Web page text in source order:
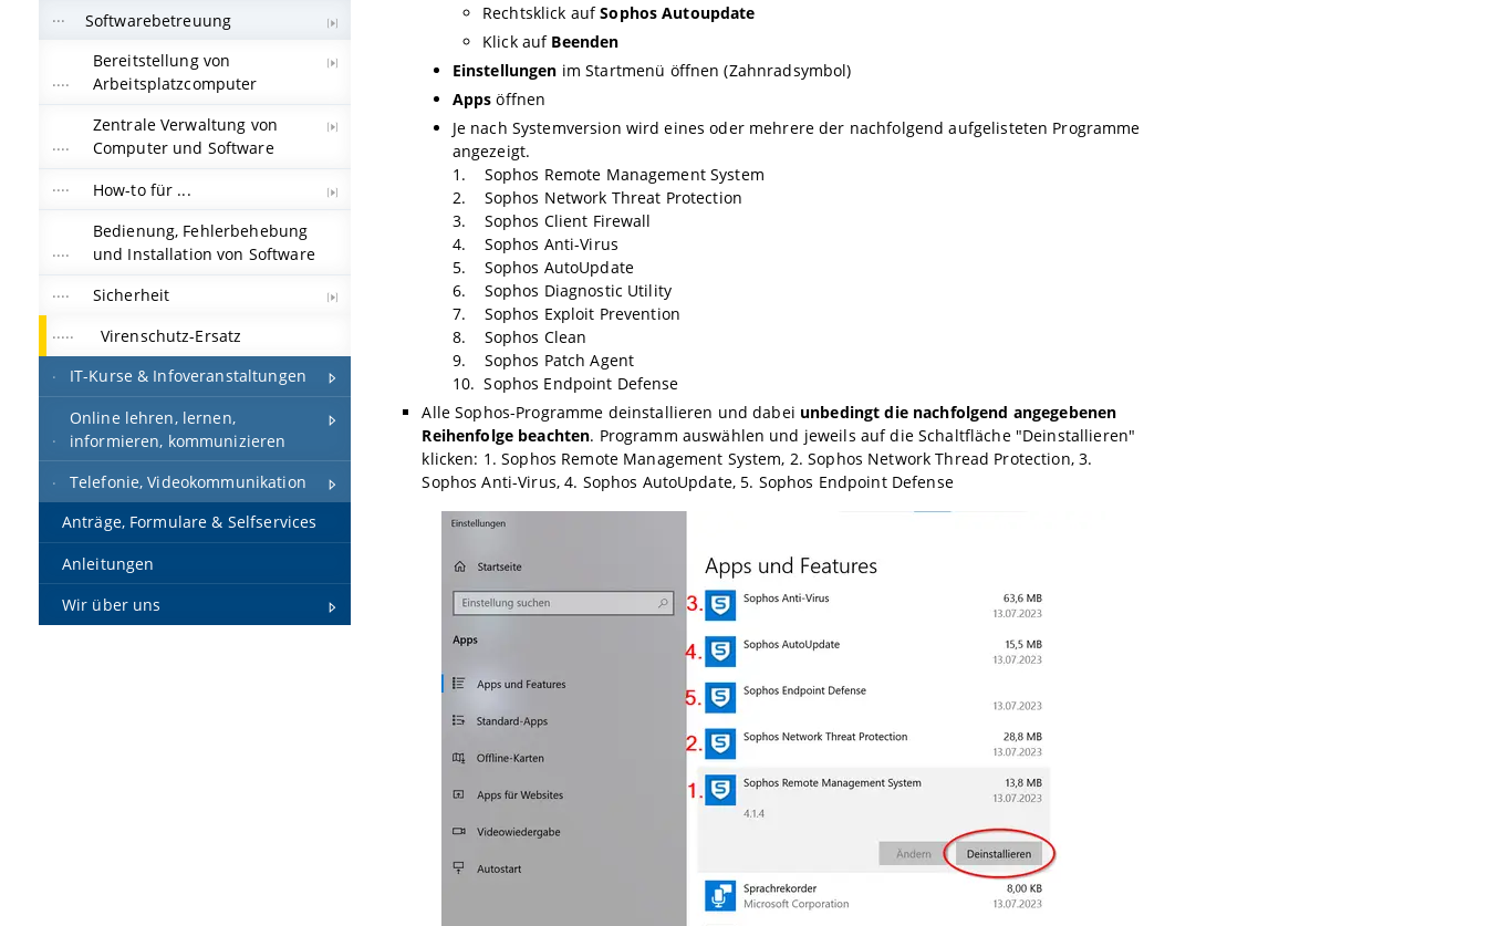
Softwarebetreuung
Bereitstellung von
Arbeitsplatzcomputer
Zentrale Verwaltung von
Computer und Software
How-to für ...
Bedienung, Fehlerbehebung
und Installation von Software
Sicherheit
Virenschutz-Ersatz
IT-Kurse & Infoveranstaltungen
Online lehren, lernen,
informieren, kommunizieren
Telefonie, Videokommunikation
Anträge, Formulare & Selfservices
Anleitungen
Wir über uns
Rechtsklick aufSophos Autoupdate
Klick auf Beenden
Einstellungen im Startmenü öffnen (Zahnradsymbol)
Apps öffnen
Je nach Systemversion wird eines oder mehrere der nachfolgend aufgelisteten Programme
angezeigt.
1. Sophos Remote Management System
2. Sophos Network Threat Protection
3. Sophos Client Firewall
4. Sophos Anti-Virus
5. Sophos AutoUpdate
6. Sophos Diagnostic Utility
7. Sophos Exploit Prevention
8. Sophos Clean
9. Sophos Patch Agent
10. Sophos Endpoint Defense
Alle Sophos-Programme deinstallieren und dabei unbedingt die nachfolgend angegebenen
Reihenfolge beachten. Programm auswählen und jeweils auf die Schaltfläche "Deinstallieren"
klicken: 1. Sophos Remote Management System, 2. Sophos Network Thread Protection, 3.
Sophos Anti-Virus, 4. Sophos AutoUpdate, 5. Sophos Endpoint Defense